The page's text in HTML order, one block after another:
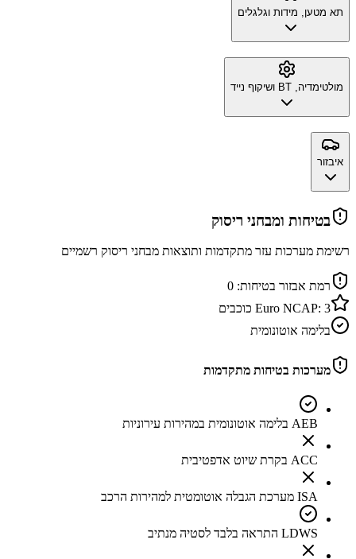
תא מטען, מידות וגלגלים
מולטימדיה, BT ושיקוף נייד
איבזור
בטיחות ומבחני ריסוק
רשימת מערכות עזר מתקדמות ותוצאות מבחני ריסוק רשמיים
רמת אבזור בטיחות: 0
Euro NCAP: 3
כוכבים
בלימה אוטונומית
מערכות בטיחות מתקדמות
AEB בלימה אוטונומית במהירות עירוניות
ACC בקרת שיוט אדפטיבית
ISA מערכת הגבלה אוטומטית למהירות הרכב
LDWS התראה בלבד לסטיה מנתיב